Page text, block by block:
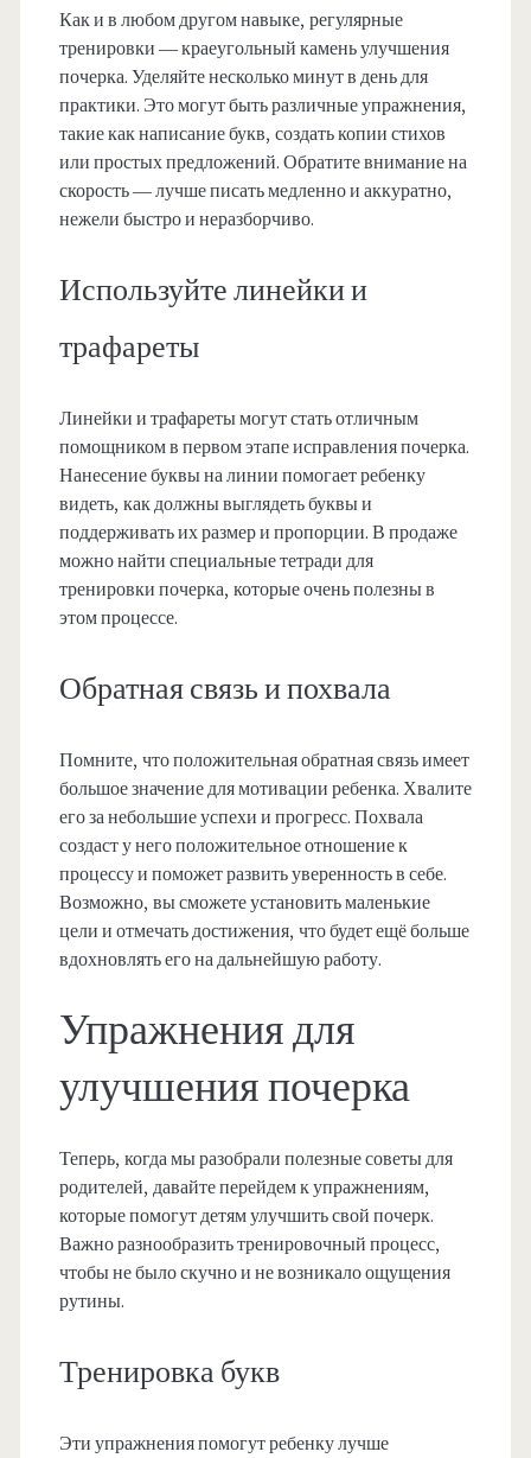
Как и в любом другом навыке, регулярные
тренировки — краеугольный камень улучшения
почерка. Уделяйте несколько минут в день для
практики. Это могут быть различные упражнения,
такие как написание букв, создать копии стихов
или простых предложений. Обратите внимание на
скорость — лучше писать медленно и аккуратно,
нежели быстро и неразборчиво.
Используйте линейки и
трафареты
Линейки и трафареты могут стать отличным
помощником в первом этапе исправления почерка.
Нанесение буквы на линии помогает ребенку
видеть, как должны выглядеть буквы и
поддерживать их размер и пропорции. В продаже
можно найти специальные тетради для
тренировки почерка, которые очень полезны в
этом процессе.
Обратная связь и похвала
Помните, что положительная обратная связь имеет
большое значение для мотивации ребенка. Хвалите
его за небольшие успехи и прогресс. Похвала
создаст у него положительное отношение к
процессу и поможет развить уверенность в себе.
Возможно, вы сможете установить маленькие
цели и отмечать достижения, что будет ещё больше
вдохновлять его на дальнейшую работу.
Упражнения для
улучшения почерка
Теперь, когда мы разобрали полезные советы для
родителей, давайте перейдем к упражнениям,
которые помогут детям улучшить свой почерк.
Важно разнообразить тренировочный процесс,
чтобы не было скучно и не возникало ощущения
рутины.
Тренировка букв
Эти упражнения помогут ребенку лучше